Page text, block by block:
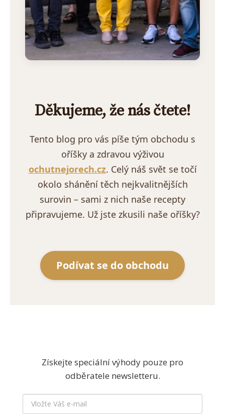
Děkujeme, že nás čtete!
Tento blog pro vás píše tým obchodu s
oříšky a zdravou výživou
ochutnejorech.cz. Celý náš svět se točí
okolo shánění těch nejkvalitnějších
surovin – sami z nich naše recepty
připravujeme. Už jste zkusili naše oříšky?
Podívat se do obchodu
Získejte speciální výhody pouze pro
odběratele newsletteru.